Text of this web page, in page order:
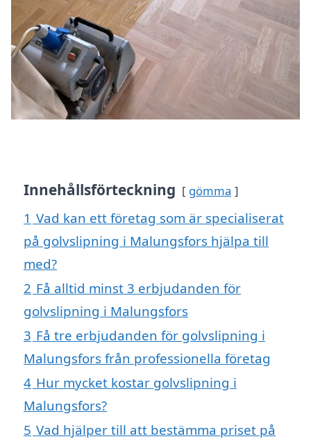
Innehållsförteckning gömma
1 Vad kan ett företag som är specialiserat
på golvslipning i Malungsfors hjälpa till
med?
2 Få alltid minst 3 erbjudanden för
golvslipning i Malungsfors
3 Få tre erbjudanden för golvslipning i
Malungsfors från professionella företag
4 Hur mycket kostar golvslipning i
Malungsfors?
5 Vad hjälper till att bestämma priset på